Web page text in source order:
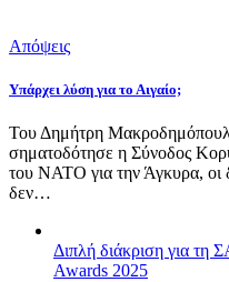
Απόψεις
Υπάρχει λύση για το Αιγαίο;
Του Δημήτρη
σηματοδότησε η Σύνοδος
του ΝΑΤΟ για την Άγκυρα, οι
δεν…
Διπλή διάκριση για
Awards 2025